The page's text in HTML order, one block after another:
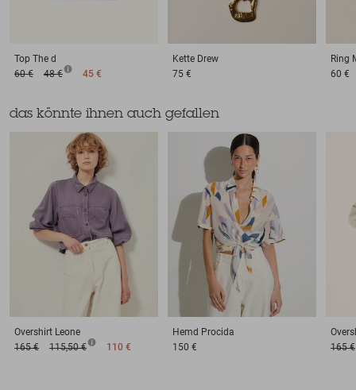
Top The d
60 €
48 € 45 €
Kette Drew
75 €
Ring
60 €
das könnte ihnen auch gefallen
Overshirt Leone
165 €
115,50 € 110 €
Hemd Procida
150 €
165 €